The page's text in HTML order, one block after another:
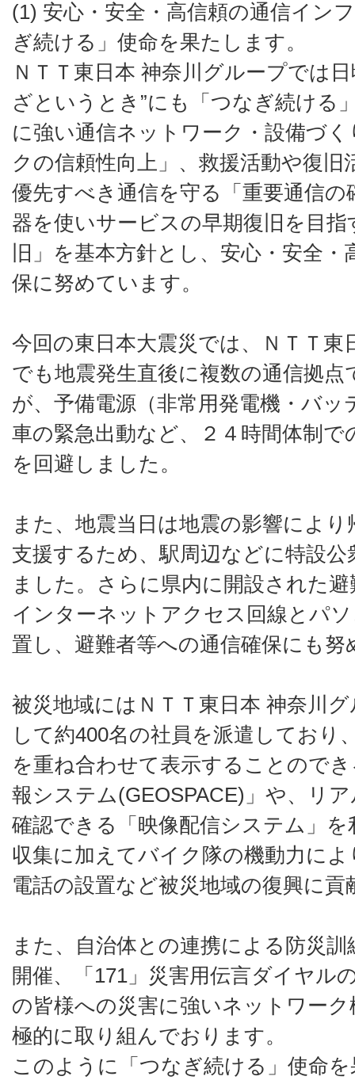
(1) 安心・安全・高信頼の通信イン
ぎ続ける」使命を果たします。
ＮＴＴ東日本 神奈川グループでは
ざというとき”にも「つなぎ続ける
に強い通信ネットワーク・設備づ
クの信頼性向上」、救援活動や復
優先すべき通信を守る「重要通信の
器を使いサービスの早期復旧を目
旧」を基本方針とし、安心・安全
保に努めています。
今回の東日本大震災では、ＮＴＴ東
でも地震発生直後に複数の通信拠
が、予備電源（非常用発電機・バッ
車の緊急出動など、２４時間体制
を回避しました。
また、地震当日は地震の影響によ
支援するため、駅周辺などに特設
ました。さらに県内に開設された
インターネットアクセス回線とパ
置し、避難者等への通信確保にも努
被災地域にはＮＴＴ東日本 神奈川
して約400名の社員を派遣しており
を重ね合わせて表示することので
報システム(GEOSPACE)」や、リ
確認できる「映像配信システム」
収集に加えてバイク隊の機動力に
電話の設置など被災地域の復興に貢
また、自治体との連携による防災
開催、「171」災害用伝言ダイヤル
の皆様への災害に強いネットワー
極的に取り組んでおります。
このように「つなぎ続ける」使命